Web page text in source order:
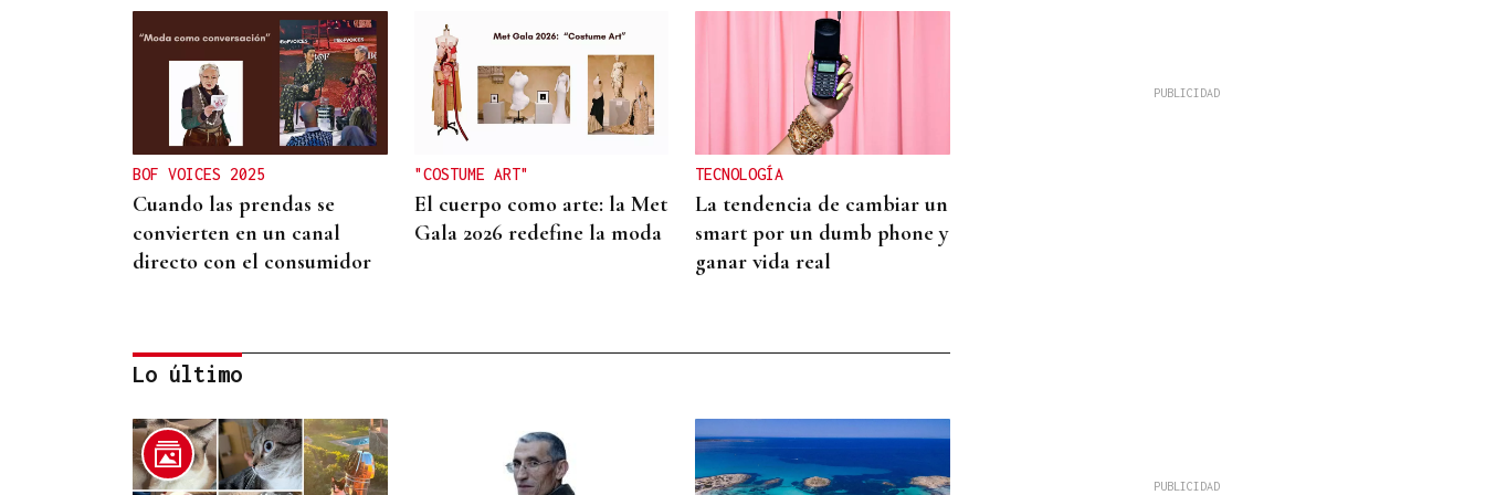
BOF VOICES 2025
Cuando las prendas se
convierten en un canal
directo con el consumidor
"COSTUME ART"
El cuerpo como arte: la Met
Gala 2026 redefine la moda
TECNOLOGÍA
La tendencia de cambiar un
smart por un dumb phone y
ganar vida real
MODA
Lo último